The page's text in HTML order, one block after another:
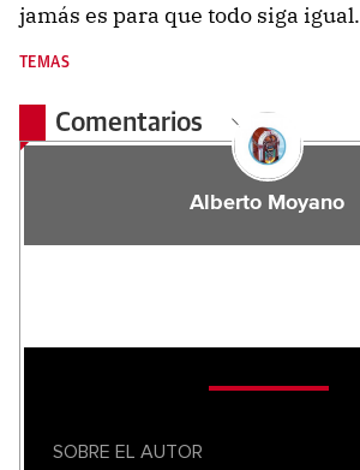
jamás es para que todo siga igual.
TEMAS
Comentarios
Alberto Moyano
SOBRE EL AUTOR